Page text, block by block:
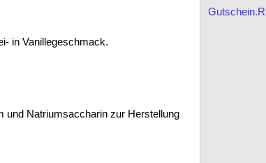
in Vanillegeschmack.
und Natriumsaccharin zur Herstellung